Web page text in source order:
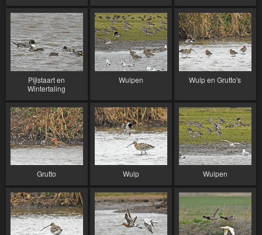
Pijlstaart en
Wintertaling
Wulpen Wulp en Grutto's
Grutto Wulp Wulpen